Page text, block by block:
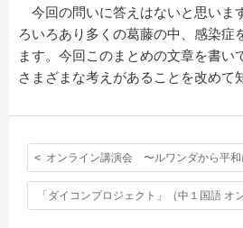
今回の問いに答えはないと思いま
ろいろあり多くの葛藤の中、感染症
ます。今回このまとめの文章を書い
さまざまな考えがあることを改めて